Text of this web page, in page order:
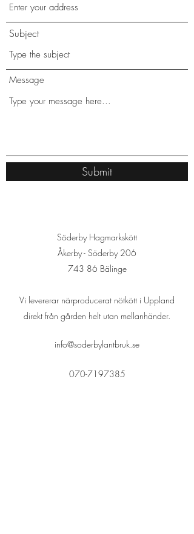
Subject
Message
Submit
Söderby Hagmarkskött
Åkerby - Söderby 206
743 86 Bälinge
Vi levererar närproducerat nötkött i Uppland
direkt från gården helt utan mellanhänder.
info@soderbylantbruk.se
070-7197385